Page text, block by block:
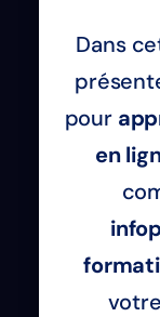
Dans
pour
en
votre